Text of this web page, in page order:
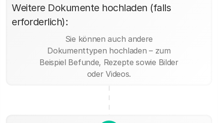
Weitere Dokumente hochladen (falls
erforderlich):
Sie können auch andere
Dokumenttypen hochladen – zum
Beispiel Befunde, Rezepte sowie Bilder
oder Videos.